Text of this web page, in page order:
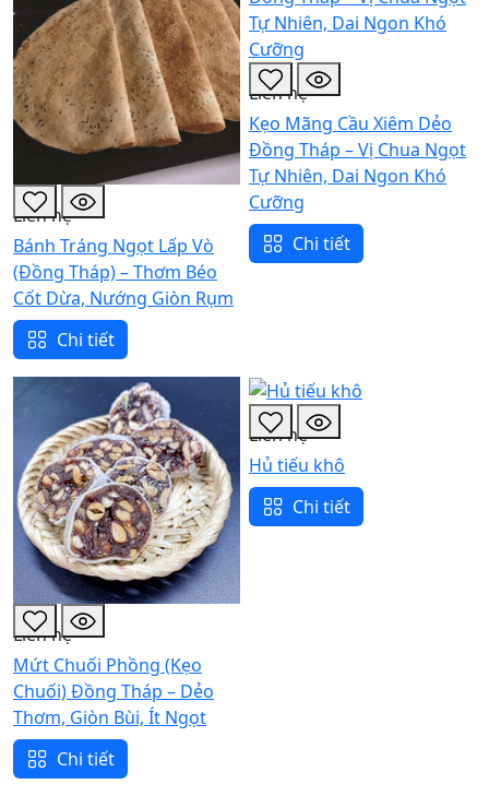
Liên hệ
Bánh Tráng Ngọt Lấp Vò
(Đồng Tháp) – Thơm Béo
Cốt Dừa, Nướng Giòn Rụm
Chi tiết
Liên hệ
Kẹo Mãng Cầu Xiêm Dẻo
Đồng Tháp – Vị Chua Ngọt
Tự Nhiên, Dai Ngon Khó
Cưỡng
Chi tiết
Liên hệ
Mứt Chuối Phồng (Kẹo
Chuối) Đồng Tháp – Dẻo
Thơm, Giòn Bùi, Ít Ngọt
Chi tiết
Liên hệ
Hủ tiếu khô
Chi tiết